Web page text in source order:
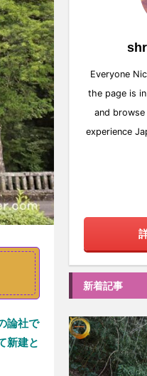
論社で
新建と
Everyone
the page is
and
experience
新着記事